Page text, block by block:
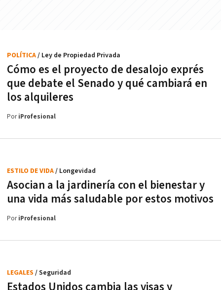
Cómo es el proyecto de desalojo exprés
que debate el Senado y qué cambiará en
los alquileres
POLÍTICA/ Ley de Propiedad Privada
PoriProfesional
Asocian a la jardinería con el bienestar y
una vida más saludable por estos motivos
ESTILO DE VIDA/ Longevidad
PoriProfesional
LEGALES / Seguridad